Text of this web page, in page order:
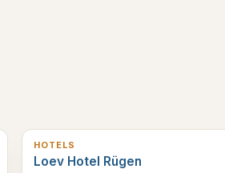
HOTELS
Loev Hotel Rügen